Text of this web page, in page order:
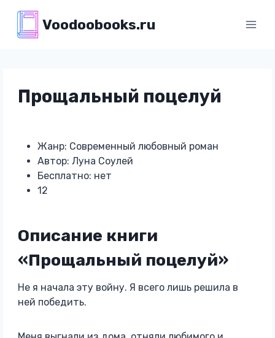
содержимому
Voodoobooks.ru
Прощальный поцелуй
Жанр: Современный любовный роман
Автор: Луна Соулей
Бесплатно: нет
12
Описание книги
«Прощальный поцелуй»
Не я начала эту войну. Я всего лишь решила в
ней победить.